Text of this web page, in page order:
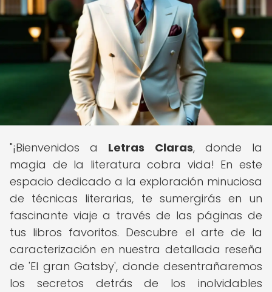
"¡Bienvenidos a Letras Claras, donde la
magia de la literatura cobra vida! En este
espacio dedicado a la exploración minuciosa
de técnicas literarias, te sumergirás en un
fascinante viaje a través de las páginas de
tus libros favoritos. Descubre el arte de la
caracterización en nuestra detallada reseña
de 'El gran Gatsby', donde desentrañaremos
los secretos detrás de los inolvidables